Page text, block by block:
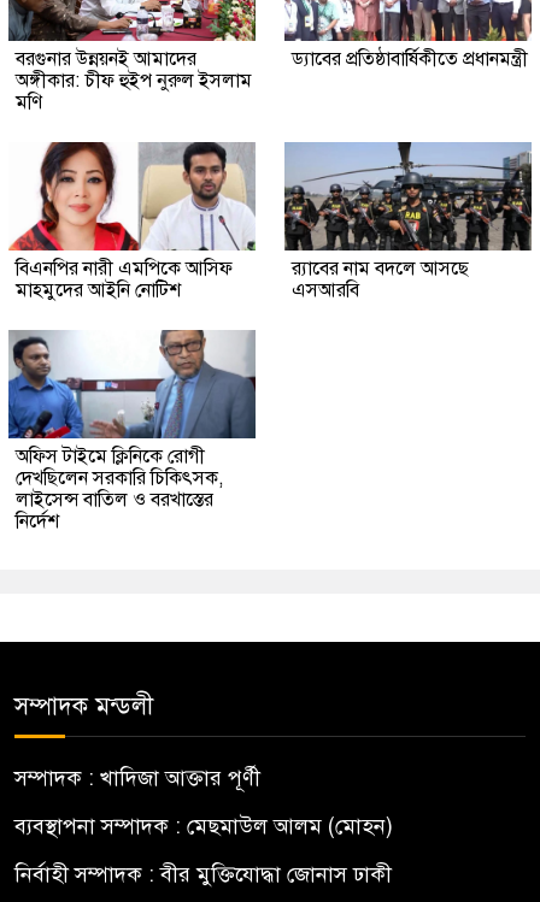
বরগুনার উন্নয়নই আমাদের
অঙ্গীকার: চীফ হুইপ নুরুল ইসলাম
মণি
ড্যাবের প্রতিষ্ঠাবার্ষিকীতে প্রধানমন্ত্রী
বিএনপির নারী এমপিকে আসিফ
মাহমুদের আইনি নোটিশ
র‍্যাবের নাম বদলে আসছে
এসআরবি
অফিস টাইমে ক্লিনিকে রোগী
দেখছিলেন সরকারি চিকিৎসক,
লাইসেন্স বাতিল ও বরখাস্তের
নির্দেশ
সম্পাদক মন্ডলী
সম্পাদক : খাদিজা আক্তার পূর্ণী
ব্যবস্থাপনা সম্পাদক : মেছমাউল আলম (মোহন)
নির্বাহী সম্পাদক : বীর মুক্তিযোদ্ধা জোনাস ঢাকী